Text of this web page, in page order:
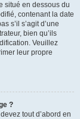
situé en dessous du
contenant la date
s’il s’agit d’une
bien qu’ils
Veuillez
leur propre
?
tout d’abord en